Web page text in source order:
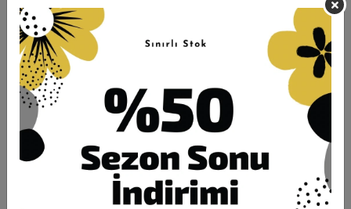
Favorilerime Ekle
Tavsiye Et
Yorum Yaz
Karşılaştır
Ürün Önerileri
Güvenli Alışveriş İade ve Değişim